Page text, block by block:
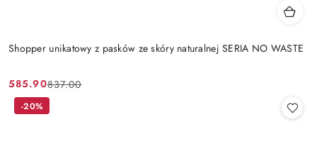
Shopper unikatowy z pasków ze skóry naturalnej SERIA NO WASTE
Cena
promocyjna:
585.90
Cena
przed
837.00
-20%